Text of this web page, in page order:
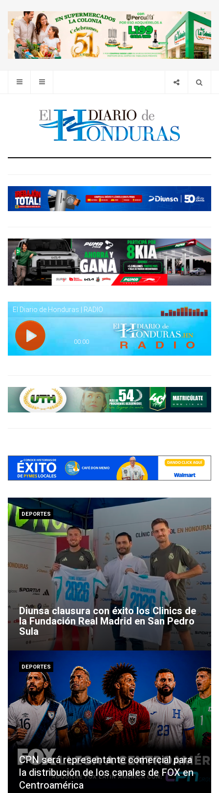
DEPORTES
Diunsa clausura con éxito los Clinics de
la Fundación Real Madrid en San Pedro
Sula
DEPORTES
CPN será representante comercial para
la distribución de los canales de FOX en
Centroamérica